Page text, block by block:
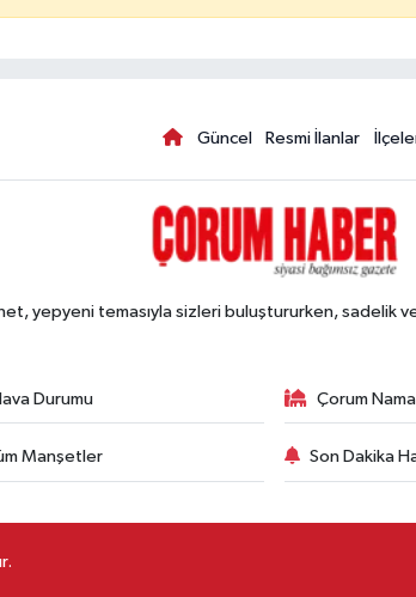
Güncel Resmi İlanlar
yepyeni temasıyla sizleri buluştururken, sadelik
Durumu Çorum
Manşetler Son Dakika